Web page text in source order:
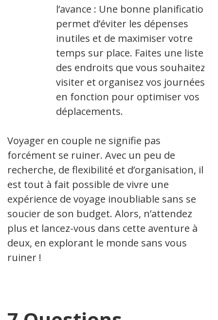
l’avance : Une bonne planification
permet d’éviter les dépenses
inutiles et de maximiser votre
temps sur place. Faites une liste
des endroits que vous souhaitez
visiter et organisez vos journées
en fonction pour optimiser vos
déplacements.
Voyager en couple ne signifie pas
forcément se ruiner. Avec un peu de
recherche, de flexibilité et d’organisation, il
est tout à fait possible de vivre une
expérience de voyage inoubliable sans se
soucier de son budget. Alors, n’attendez
plus et lancez-vous dans cette aventure à
deux, en explorant le monde sans vous
ruiner !